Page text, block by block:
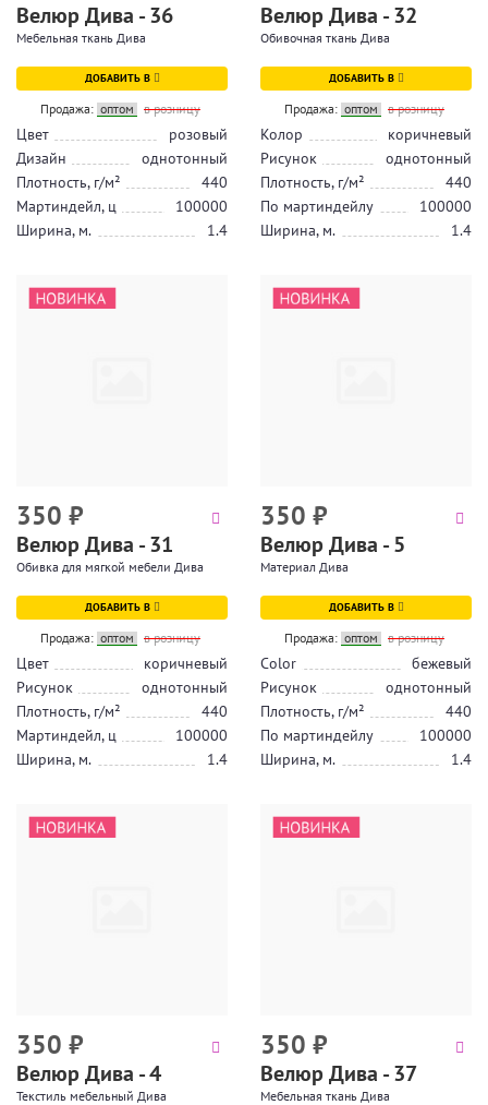
Велюр Дива - 36
Мебельная ткань Дива
ДОБАВИТЬ В
Продажа: оптом в розницу
Цвет
розовый
Дизайн
однотонный
Плотность, г/м²
440
Мартиндейл, ц
100000
Ширина, м.
1.4
Велюр Дива - 32
Обивочная ткань Дива
ДОБАВИТЬ В
Продажа: оптом в розницу
Колор
коричневый
Рисунок
однотонный
Плотность, г/м²
440
По мартиндейлу
100000
Ширина, м.
1.4
350 ₽
Велюр Дива - 31
Обивка для мягкой мебели Дива
ДОБАВИТЬ В
Продажа: оптом в розницу
Цвет
коричневый
Рисунок
однотонный
Плотность, г/м²
440
Мартиндейл, ц
100000
Ширина, м.
1.4
350 ₽
Велюр Дива - 5
Материал Дива
ДОБАВИТЬ В
Продажа: оптом в розницу
Color
бежевый
Рисунок
однотонный
Плотность, г/м²
440
По мартиндейлу
100000
Ширина, м.
1.4
350 ₽
Велюр Дива - 4
Текстиль мебельный Дива
350 ₽
Велюр Дива - 37
Мебельная ткань Дива